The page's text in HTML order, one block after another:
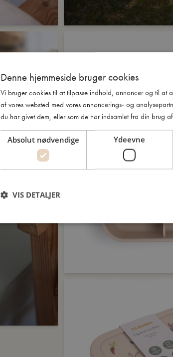
Denne hjemmeside bruger cookies
Vi bruger cookies til at tilpasse indhold, annoncer og til at
af vores websted med vores annoncerings- og
du har givet dem, eller som de har indsamlet fra din brug af
Absolut nødvendige Ydeevne
VIS DETALJER